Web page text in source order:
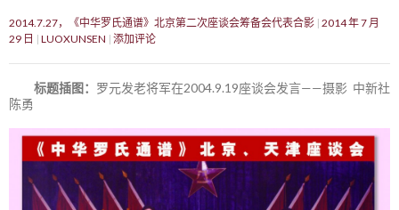
2014.7.27，《中华罗氏通谱》北京第二次座谈会筹备会代表合影 2014 年 7 月
29 日
LUOXUNSEN 添加评论
标题插图： 罗元发老将军在2004.9.19座谈会发言——摄影 中新社
陈勇